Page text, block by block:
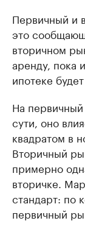
Первичный и
это
вторичном
аренду, пока
ипотеке
На
сути, оно
квадратом в
Вторичный
примерно
вторичке.
стандарт: по
первичный